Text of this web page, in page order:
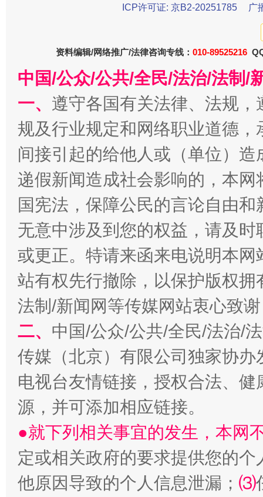
千年窑火 生生不息 一
揭开“小金库”的免责幌子
受贿1.44亿！段成刚被判无期 从幼
ICP许可证: 京B2-20251785
广
资料编辑/网络推广/法律咨询专线： 010-89525216
中国/公众/公共/全民/法治/法制/
一、 遵守各国有关法律、法规
规及行业规定和网络职业道德
间接引起的给他人或（单位）
递假新闻造成社会影响的，本
国宪法，保障公民的言论自由
无意中涉及到您的权益，请及
或更正。特请来函来电说明本
站有权先行撤除，以保护版权
法制/新闻网等传媒网站衷心致
二、 中国/公众/公共/全民/法治/
传媒（北京）有限公司独家协
电视台友情链接，授权合法、
源，并可添加相应链接。
●就下列相关事宜的发生，本网
定或相关政府的要求提供您的个
他原因导致的个人信息泄漏； ⑶